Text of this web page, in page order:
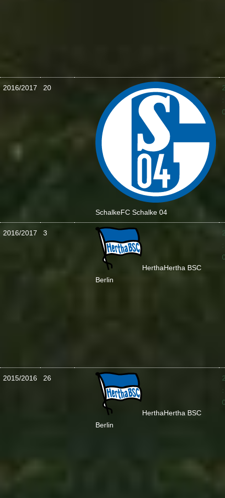
2016/2017 20
SchalkeFC Schalke 04
:
2016/2017 3
HerthaHertha BSC
Berlin
:
2015/2016 26
HerthaHertha BSC
Berlin
: